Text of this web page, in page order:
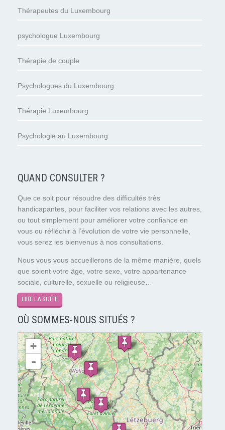
Thérapeutes du Luxembourg
psychologue Luxembourg
Thérapie de couple
Psychologues du Luxembourg
Thérapie Luxembourg
Psychologie au Luxembourg
QUAND CONSULTER ?
Que ce soit pour résoudre des difficultés très
handicapantes, pour faciliter vos relations avec les autres,
ou tout simplement pour améliorer votre confiance en
vous ou réfléchir à l’évolution de votre vie personnelle,
vous serez les bienvenus à nos consultations.
Nous vous vous accueillerons de la même manière, quels
que soient votre âge, votre sexe, votre appartenance
sociale, culturelle, sexuelle ou religieuse…
LIRE LA SUITE
OÙ SOMMES-NOUS SITUÉS ?
chargement de la carte - veuillez patienter...
+
-